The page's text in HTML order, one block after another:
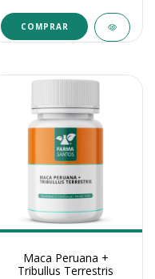
COMPRAR
Maca Peruana +
Tribullus Terrestris